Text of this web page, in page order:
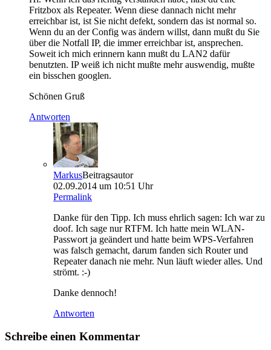
Fritzbox als Repeater. Wenn diese dannach nicht mehr
erreichbar ist, ist Sie nicht defekt, sondern das ist normal so.
Wenn du an der Config was ändern willst, dann mußt du Sie
über die Notfall IP, die immer erreichbar ist, ansprechen.
Soweit ich mich erinnern kann mußt du LAN2 dafür
benutzten. IP weiß ich nicht mußte mehr auswendig, mußte
ein bisschen googlen.
Schönen Gruß
Antworten
MarkusBeitragsautor
02.09.2014 um 10:51 Uhr
Permalink
Danke für den Tipp. Ich muss ehrlich sagen: Ich war zu
doof. Ich sage nur RTFM. Ich hatte mein WLAN-
Passwort ja geändert und hatte beim WPS-Verfahren
was falsch gemacht, darum fanden sich Router und
Repeater danach nie mehr. Nun läuft wieder alles. Und
strömt. :-)
Danke dennoch!
Antworten
Schreibe einen Kommentar